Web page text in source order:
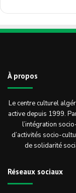
À propos
Le centre culturel
active depuis 1999.
l’intégration
d’activités socio-
de solidarité
Réseaux sociaux